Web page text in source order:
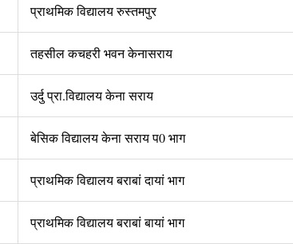
प्राथमिक विद्यालय रुस्तमपुर
तहसील कचहरी भवन केनासराय
उर्दु प्रा.विद्यालय केना सराय
बेसिक विद्यालय केना सराय प0 भाग
प्राथमिक विद्यालय बराबां दायां भाग
प्राथमिक विद्यालय बराबां बायां भाग